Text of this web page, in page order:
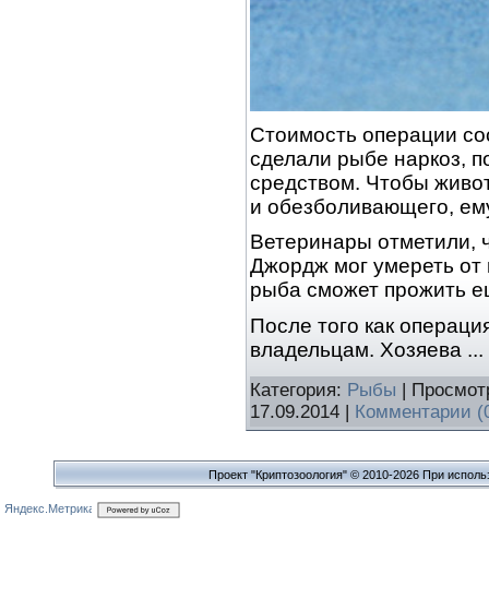
Стоимость операции
сделали рыбе наркоз,
средством. Чтобы
и обезболивающего,
Ветеринары отметили,
Джордж мог умереть
рыба сможет прожить
После того как
владельцам. Хозяева ...
Категория: Рыбы |
17.09.2014 | Комментарии
Проект "Криптозоология" © 2010-2026 При